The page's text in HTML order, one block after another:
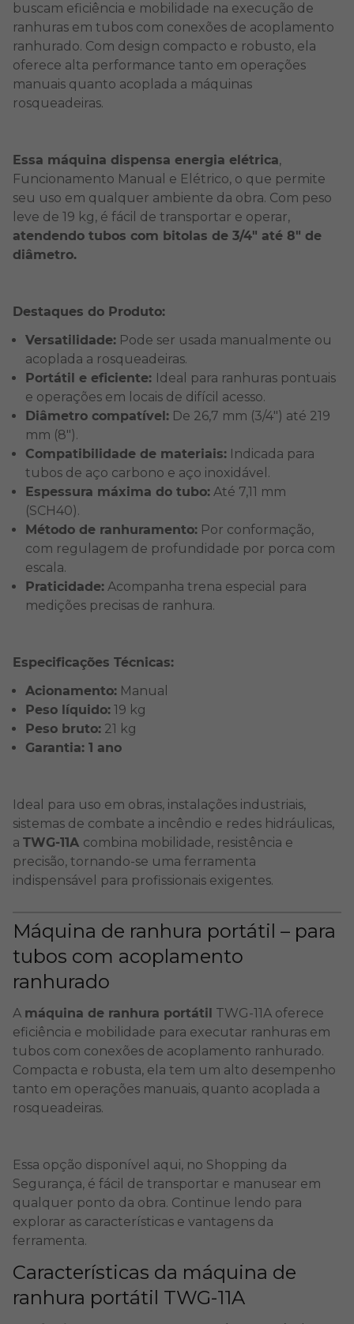
buscam eficiência e mobilidade na execução de
ranhuras em tubos com conexões de acoplamento
ranhurado. Com design compacto e robusto, ela
oferece alta performance tanto em operações
manuais quanto acoplada a máquinas
rosqueadeiras.
Essa máquina dispensa energia elétrica,
Funcionamento Manual e Elétrico, o que permite
seu uso em qualquer ambiente da obra. Com peso
leve de 19 kg, é fácil de transportar e operar,
atendendo tubos com bitolas de 3/4" até 8" de
diâmetro.
Destaques do Produto:
Versatilidade: Pode ser usada manualmente ou
acoplada a rosqueadeiras.
Portátil e eficiente: Ideal para ranhuras pontuais
e operações em locais de difícil acesso.
Diâmetro compatível: De 26,7 mm (3/4") até 219
mm (8").
Compatibilidade de materiais: Indicada para
tubos de aço carbono e aço inoxidável.
Espessura máxima do tubo: Até 7,11 mm
(SCH40).
Método de ranhuramento: Por conformação,
com regulagem de profundidade por porca com
escala.
Praticidade: Acompanha trena especial para
medições precisas de ranhura.
Especificações Técnicas:
Acionamento: Manual
Peso líquido: 19 kg
Peso bruto: 21 kg
Garantia: 1 ano
Ideal para uso em obras, instalações industriais,
sistemas de combate a incêndio e redes hidráulicas,
a TWG-11A combina mobilidade, resistência e
precisão, tornando-se uma ferramenta
indispensável para profissionais exigentes.
Máquina de ranhura portátil – para
tubos com acoplamento
ranhurado
A máquina de ranhura portátil TWG-11A oferece
eficiência e mobilidade para executar ranhuras em
tubos com conexões de acoplamento ranhurado.
Compacta e robusta, ela tem um alto desempenho
tanto em operações manuais, quanto acoplada a
rosqueadeiras.
Essa opção disponível aqui, no Shopping da
Segurança, é fácil de transportar e manusear em
qualquer ponto da obra. Continue lendo para
explorar as características e vantagens da
ferramenta.
Características da máquina de
ranhura portátil TWG-11A